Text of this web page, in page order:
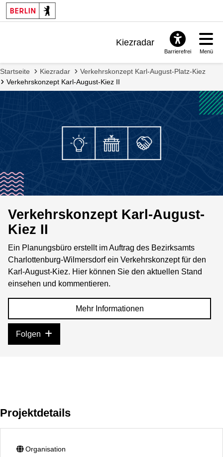
Kiezradar
FAQ & Support
Barrierefrei Menü
Startseite Kiezradar
Verkehrskonzept Karl-August-Platz-Kiez
Verkehrskonzept Karl-August-Kiez II
Verkehrskonzept Karl-August-
Kiez II
Ein Planungsbüro erstellt im Auftrag des Bezirksamts
Charlottenburg-Wilmersdorf ein Verkehrskonzept für den
Karl-August-Kiez. Hier können Sie den aktuellen Stand
einsehen und kommentieren.
Mehr Informationen
Folgen
Projektdetails
Organisation